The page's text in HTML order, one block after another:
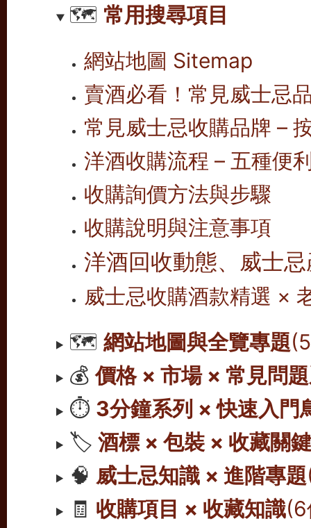
🗺️ 常用搜尋項目
網站地圖 Sitemap
賣酒必看！常見威士忌
常見威士忌收購品牌 –
洋酒收購流程 – 五種便
收購詢價方法與步驟
收購說明與注意事項
洋酒回收動態、威士
威士忌收購酒款精選 ×
🗺️網站地圖與全覽專題
💰價格 × 市場 × 常見問
⏱️ 3分鐘系列 × 快速入門
🏷️酒標 × 包裝 × 收藏關
🧠 威士忌知識 × 進階專題
🧾 收購項目 × 收藏知識